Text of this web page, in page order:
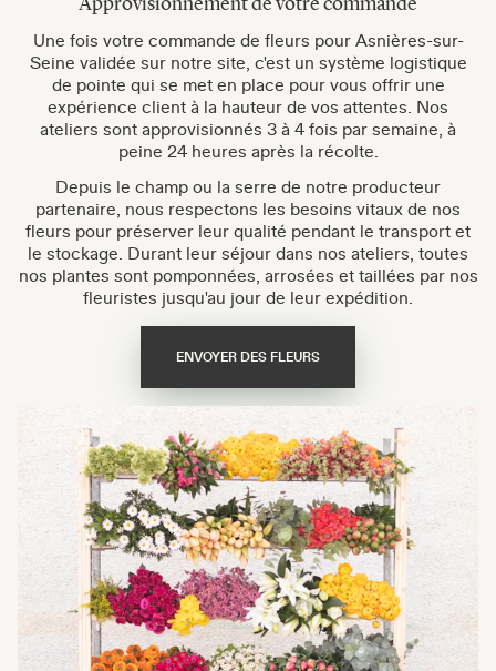
Une fois votre commande de fleurs pour Asnières-sur-
Seine validée sur notre site, c'est un système logistique
de pointe qui se met en place pour vous offrir une
expérience client à la hauteur de vos attentes. Nos
ateliers sont approvisionnés 3 à 4 fois par semaine, à
peine 24 heures après la récolte.
Depuis le champ ou la serre de notre producteur
partenaire, nous respectons les besoins vitaux de nos
fleurs pour préserver leur qualité pendant le transport et
le stockage. Durant leur séjour dans nos ateliers, toutes
nos plantes sont pomponnées, arrosées et taillées par nos
fleuristes jusqu'au jour de leur expédition.
ENVOYER DES FLEURS